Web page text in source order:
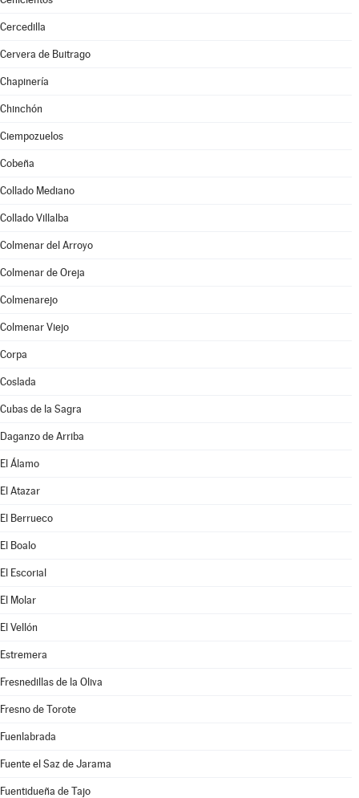
Cercedilla
Cervera de Buitrago
Chapinería
Chinchón
Ciempozuelos
Cobeña
Collado Mediano
Collado Villalba
Colmenar del Arroyo
Colmenar de Oreja
Colmenarejo
Colmenar Viejo
Corpa
Coslada
Cubas de la Sagra
Daganzo de Arriba
El Álamo
El Atazar
El Berrueco
El Boalo
El Escorial
El Molar
El Vellón
Estremera
Fresnedillas de la Oliva
Fresno de Torote
Fuenlabrada
Fuente el Saz de Jarama
Fuentidueña de Tajo